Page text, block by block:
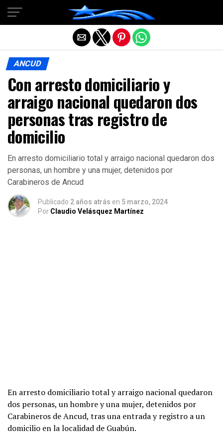
ANCUD
Con arresto domiciliario y
arraigo nacional quedaron dos
personas tras registro de
domicilio
En arresto domiciliario total y arraigo nacional quedaron dos
personas, un hombre y una mujer, detenidos por
Carabineros de Ancud
Publicado 2 años atrás en 5 marzo, 2024
Por Claudio Velásquez Martínez
En arresto domiciliario total y arraigo nacional quedaron
dos personas, un hombre y una mujer, detenidos por
Carabineros de Ancud, tras una entrada y registro a un
domicilio en la localidad de Guabún.
Salir de la versión móvil